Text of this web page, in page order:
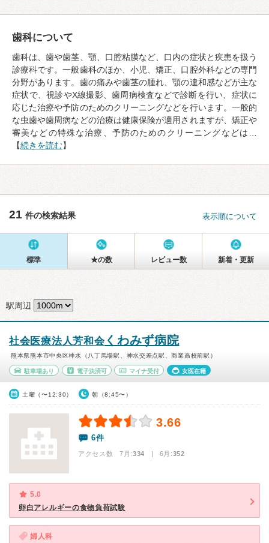
歯科について
歯科は、歯や歯茎、顎、口腔粘膜など、口内の症状と疾患を扱う
診療科です。一般歯科のほか、小児、矯正、口腔外科などの専門
分野があります。歯の痛みや歯茎の腫れ、顎の違和感などが主な
症状で、視診やX線撮影、歯周病検査などで診断を行い、症状に
応じた治療や予防のためのクリーニングなどを行います。一般的
な虫歯や歯周病などの治療は健康保険が適用されますが、矯正や
審美などの特殊な治療、予防のためのクリーニングなどは…
【続きを読む】
21 件の検索結果 表示順について
標準 ★の数 レビュー数 新着・更新
駅周辺
社会医療法人芳和会 くわみず病院
熊本県熊本市中央区神水（八丁馬場駅、神水交差点駅、商業高校前駅）
駐車場あり 電子決済可 マイナ受付 女医在籍
土曜（〜12:30） 朝（8:45〜）
3.66
6件
アクセス数 7月:334 | 6月:352
5.0
卵白アレルギーの食物負荷試験
婦人科